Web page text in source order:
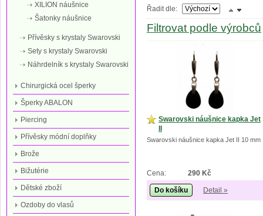
Řadit dle:
Filtrovat podle výrobců
Swarovski náušnice kapka Jet
Swarovski náušnice kapka Jet II 10 mm
290 Kč
Cena:
Do košíku Detail »
XILION náušnice
Šatonky náušnice
Přívěsky s krystaly Swarovski
Sety s krystaly Swarovski
Náhrdelník s krystaly Swarovski
Chirurgická ocel šperky
Šperky ABALON
Piercing
Přívěsky módní doplňky
Brože
Bižutérie
Dětské zboží
Ozdoby do vlasů